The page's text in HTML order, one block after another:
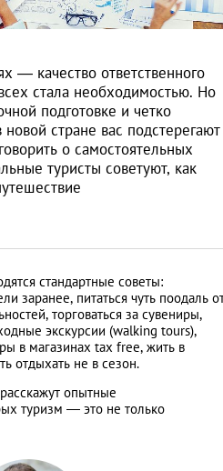
— качество ответственного
стала необходимостью. Но
подготовке и четко
стране вас подстерегают
о самостоятельных
туристы советуют, как
стандартные советы:
заранее, питаться чуть поодаль
торговаться за сувениры,
экскурсии (walking tours),
в магазинах tax free, жить в
отдыхать не в сезон.
опытные
туризм — это не только